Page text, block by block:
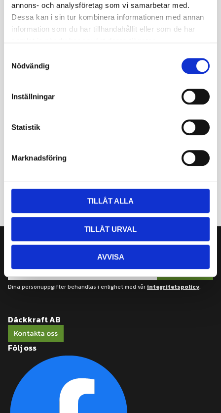
annons- och analysföretag som vi samarbetar med.
Dessa kan i sin tur kombinera informationen med annan
information som du har tillhandahållit eller som de har
Nödvändig
Inställningar
Statistik
Marknadsföring
TILLÅT ALLA
TILLÅT URVAL
AVVISA
Däckstorlek
205/60;215/6
0
Nyhetsbrev
Prenumerera
Dina personuppgifter behandlas i enlighet med vårintegritetspolicy.
Däckkraft AB
Kontakta oss
Följ oss